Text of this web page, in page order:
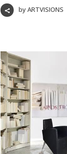
byARTVISIONS